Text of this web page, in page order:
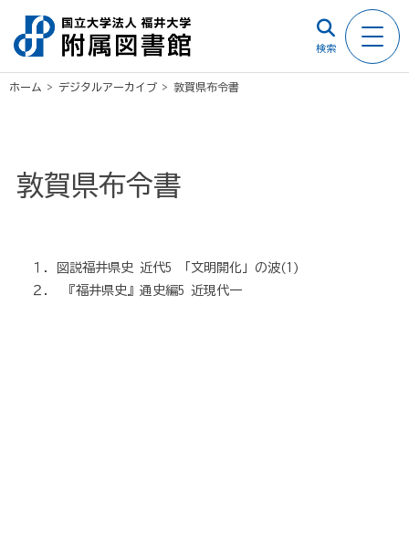
検索
ホーム > デジタルアーカイブ > 敦賀県布令書
敦賀県布令書
１．図説福井県史 近代5 「文明開化」の波(1)
２． 『福井県史』通史編5 近現代一